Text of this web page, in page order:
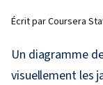
Écrit par Coursera
Un diagramme
visuellement les